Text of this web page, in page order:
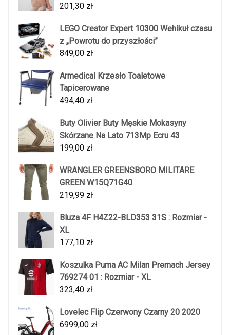
201,30 zł
LEGO Creator Expert 10300 Wehikuł czasu
z „Powrotu do przyszłości”
849,00 zł
Armedical Krzesło Toaletowe
Tapicerowane
494,40 zł
Buty Olivier Buty Męskie Mokasyny
Skórzane Na Lato 713Mp Ecru 43
199,00 zł
WRANGLER GREENSBORO MILITARE
GREEN W15Q71G40
219,99 zł
Bluza 4F H4Z22-BLD353 31S : Rozmiar -
XL
177,10 zł
Koszulka Puma AC Milan Premach Jersey
769274 01 : Rozmiar - XL
323,40 zł
Lovelec Flip Czerwony Czarny 20 2020
6999,00 zł